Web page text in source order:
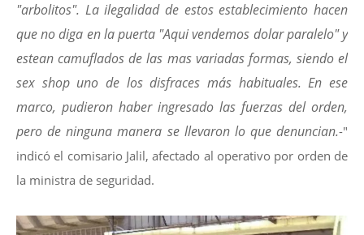
"arbolitos". La ilegalidad de estos establecimiento hacen
que no diga en la puerta "Aqui vendemos dolar paralelo" y
estean camuflados de las mas variadas formas, siendo el
sex shop uno de los disfraces más habituales. En ese
marco, pudieron haber ingresado las fuerzas del orden,
pero de ninguna manera se llevaron lo que denuncian.-"
indicó el comisario Jalil, afectado al operativo por orden de
la ministra de seguridad.